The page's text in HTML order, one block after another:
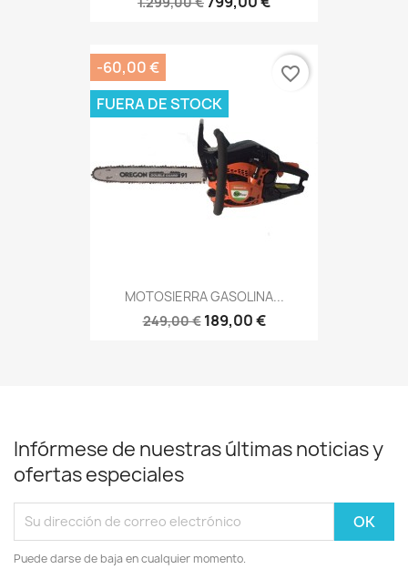
MOTOSIERRA GASOLINA...
249,00 € 189,00 €
-60,00 €
FUERA DE STOCK
favorite_border
Infórmese de nuestras últimas noticias y
ofertas especiales
Puede darse de baja en cualquier momento.